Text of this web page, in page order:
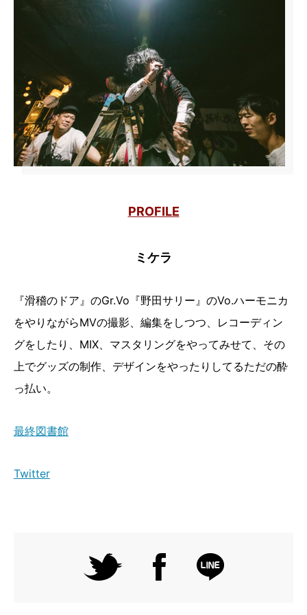
PROFILE
ミケラ
『滑稽のドア』のGr.Vo『野田サリー』のVo.ハーモニカ
をやりながらMVの撮影、編集をしつつ、レコーディン
グをしたり、MIX、マスタリングをやってみせて、その
上でグッズの制作、デザインをやったりしてるただの酔
っ払い。
最終図書館
Twitter